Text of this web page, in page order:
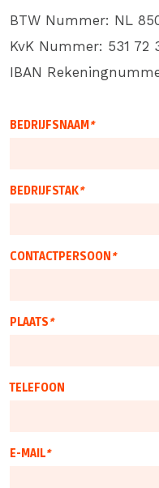
BTW Nummer: NL
KvK Nummer: 531 72
IBAN
901A47DA
AE65F6A8
AF87EBC2
E5B1CF4A
BEDRIJFSNAAM *
AA90F7E2
F7D2889F
BEDRIJFSTAK*
0E6072FD
CONTACTPERSOON *
PLAATS*
TELEFOON
E-MAIL*